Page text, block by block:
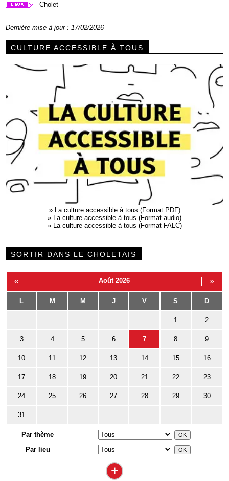
Cholet
Dernière mise à jour : 17/02/2026
CULTURE ACCESSIBLE À TOUS
» La culture accessible à tous (Format PDF)
» La culture accessible à tous (Format audio)
» La culture accessible à tous (Format FALC)
SORTIR DANS LE CHOLETAIS
« Août 2026 »
L M M J V S D
1 2
3 4 5 6 7 8 9
10 11 12 13 14 15 16
17 18 19 20 21 22 23
24 25 26 27 28 29 30
31
Par thème
Par lieu
+